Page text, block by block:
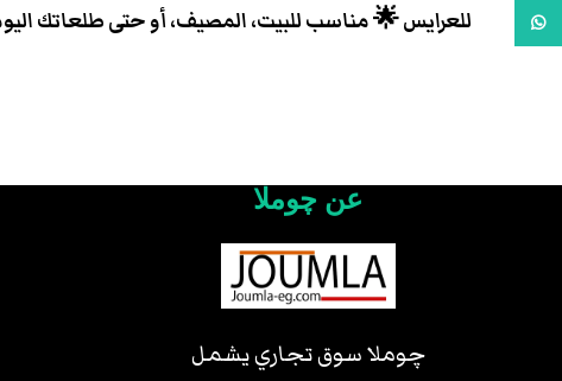
للعرايس 🌟 مناسب للبيت، المصيف، أو حتى طلعاتك
عن چوملا
چوملا سوق تجاري يشمل
واتس اب